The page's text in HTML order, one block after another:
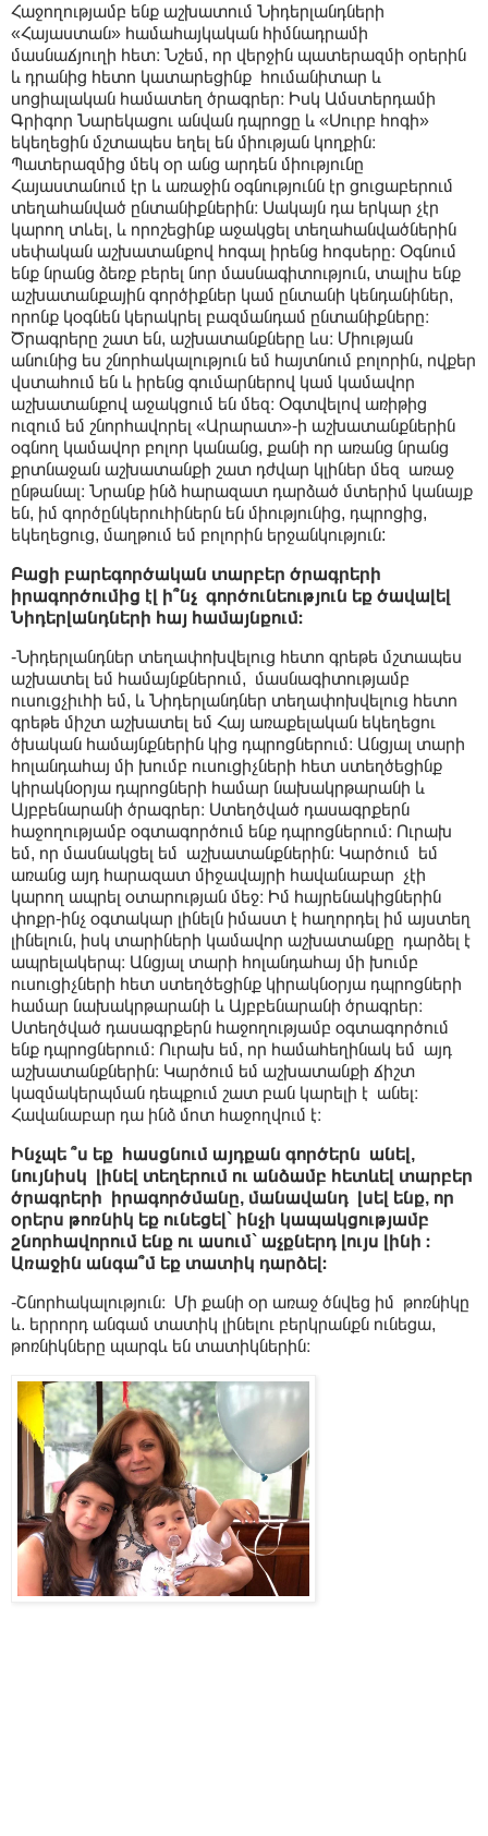
Հաջողությամբ ենք աշխատում Նիդերլանդների
«Հայաստան» համահայկական հիմնադրամի
մասնաճյուղի հետ։ Նշեմ, որ վերջին պատերազմի օրերին
և դրանից հետո կատարեցինք հումանիտար և
սոցիալական համատեղ ծրագրեր։ Իսկ Ամստերդամի
Գրիգոր Նարեկացու անվան դպրոցը և «Սուրբ հոգի»
եկեղեցին մշտապես եղել են միության կողքին։
Պատերազմից մեկ օր անց արդեն միությունը
Հայաստանում էր և առաջին օգնությունն էր ցուցաբերում
տեղահանված ընտանիքներին։ Սակայն դա երկար չէր
կարող տևել, և որոշեցինք աջակցել տեղահանվածներին
սեփական աշխատանքով հոգալ իրենց հոգսերը։ Օգնում
ենք նրանց ձեռք բերել նոր մասնագիտություն, տալիս ենք
աշխատանքային գործիքներ կամ ընտանի կենդանիներ,
որոնք կօգնեն կերակրել բազմանդամ ընտանիքները։
Ծրագրերը շատ են, աշխատանքները ևս։ Միության
անունից ես շնորհակալություն եմ հայտնում բոլորին, ովքեր
վստահում են և իրենց գումարներով կամ կամավոր
աշխատանքով աջակցում են մեզ։ Օգտվելով առիթից
ուզում եմ շնորհավորել «Արարատ»-ի աշխատանքներին
օգնող կամավոր բոլոր կանանց, քանի որ առանց նրանց
քրտնաջան աշխատանքի շատ դժվար կլիներ մեզ առաջ
ընթանալ։ Նրանք ինձ հարազատ դարձած մտերիմ կանայք
են, իմ գործընկերուհիներն են միությունից, դպրոցից,
եկեղեցուց, մաղթում եմ բոլորին երջանկություն:
Բացի բարեգործական տարբեր ծրագրերի
իրագործումից էլ ի՞նչ գործունեություն եք ծավալել
Նիդերլանդների հայ համայնքում։
-Նիդերլանդներ տեղափոխվելուց հետո գրեթե մշտապես
աշխատել եմ համայնքներում, մասնագիտությամբ
ուսուցչիւհի եմ, և Նիդերլանդներ տեղափոխվելուց հետո
գրեթե միշտ աշխատել եմ Հայ առաքելական եկեղեցու
ծխական համայնքներին կից դպրոցներում։ Անցյալ տարի
հոլանդահայ մի խումբ ուսուցիչների հետ ստեղծեցինք
կիրակնօրյա դպրոցների համար նախակրթարանի և
Այբբենարանի ծրագրեր։ Ստեղծված դասագրքերն
հաջողությամբ օգտագործում ենք դպրոցներում։ Ուրախ
եմ, որ մասնակցել եմ աշխատանքներին։ Կարծում եմ
առանց այդ հարազատ միջավայրի հավանաբար չէի
կարող ապրել օտարության մեջ։ Իմ հայրենակիցներին
փոքր-ինչ օգտակար լինելն իմաստ է հաղորդել իմ այստեղ
լինելուն, իսկ տարիների կամավոր աշխատանքը դարձել է
ապրելակերպ։ Անցյալ տարի հոլանդահայ մի խումբ
ուսուցիչների հետ ստեղծեցինք կիրակնօրյա դպրոցների
համար նախակրթարանի և Այբբենարանի ծրագրեր։
Ստեղծված դասագրքերն հաջողությամբ օգտագործում
ենք դպրոցներում։ Ուրախ եմ, որ համահեղինակ եմ այդ
աշխատանքներին։ Կարծում եմ աշխատանքի ճիշտ
կազմակերպման դեպքում շատ բան կարելի է անել։
Հավանաբար դա ինձ մոտ հաջողվում է։
Ինչպե ՞ս եք հասցնում այդքան գործերն անել,
նույնիսկ լինել տեղերում ու անձամբ հետևել տարբեր
ծրագրերի իրագործմանը, մանավանդ լսել ենք, որ
օրերս թոռնիկ եք ունեցել` ինչի կապակցությամբ
շնորհավորում ենք ու ասում` աչքներդ լույս լինի ։
Առաջին անգա՞մ եք տատիկ դարձել։
-Շնորհակալություն։ Մի քանի օր առաջ ծնվեց իմ թոռնիկը
և. երրորդ անգամ տատիկ լինելու բերկրանքն ունեցա,
թոռնիկները պարգև են տատիկներին։